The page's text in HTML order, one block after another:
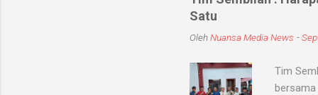
khodam
Satu
OlehNuansa Media News -
Tim